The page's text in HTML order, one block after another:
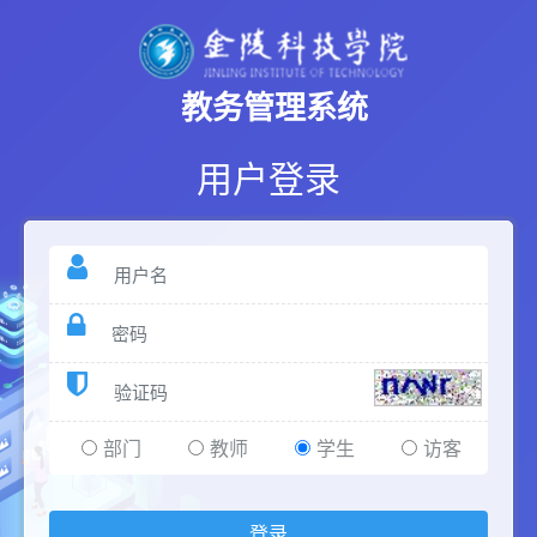
教务管理系统
用户登录
部门 教师 学生 访客